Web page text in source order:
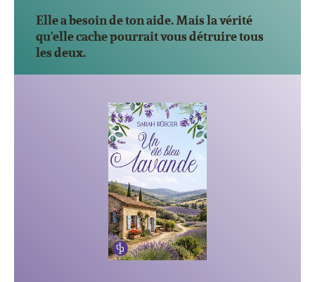
Elle a besoin de ton aide. Mais la vérité
qu'elle cache pourrait vous détruire tous
les deux.